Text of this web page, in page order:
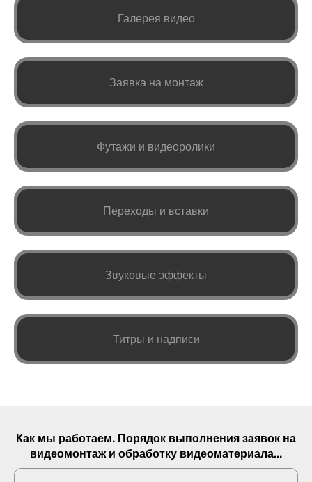
Галерея видео
Заявка на монтаж
Футажи и видеоролики
Переходы и вставки
Звуковые эффекты
Титры и надписи
Как мы работаем. Порядок выполнениязаявок на
видеомонтаж и обработку видеоматериала...